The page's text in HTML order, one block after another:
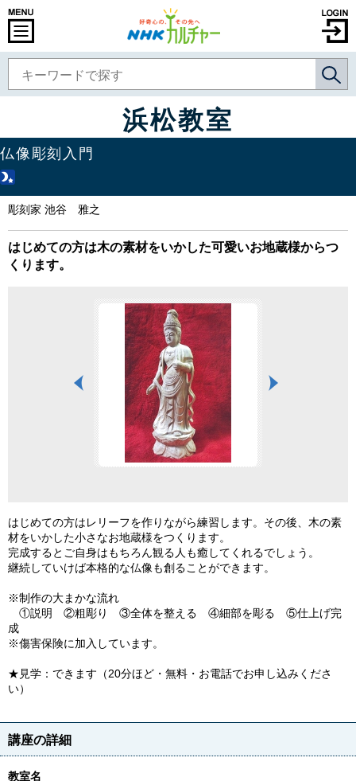
浜松教室
仏像彫刻入門
彫刻家 池谷 雅之
はじめての方は木の素材をいかした可愛いお地蔵様からつ
くります。
はじめての方はレリーフを作りながら練習します。その後、木の素
材をいかした小さなお地蔵様をつくります。
完成するとご自身はもちろん観る人も癒してくれるでしょう。
継続していけば本格的な仏像も創ることができます。
※制作の大まかな流れ
①説明 ②粗彫り ③全体を整える ④細部を彫る ⑤仕上げ完
成
※傷害保険に加入しています。
★見学：できます（20分ほど・無料・お電話でお申し込みくださ
い）
講座の詳細
教室名